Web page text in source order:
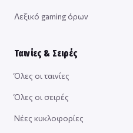
Λεξικό gaming όρων
Ταινίες & Σειρές
Όλες οι ταινίες
Όλες οι σειρές
Νέες κυκλοφορίες